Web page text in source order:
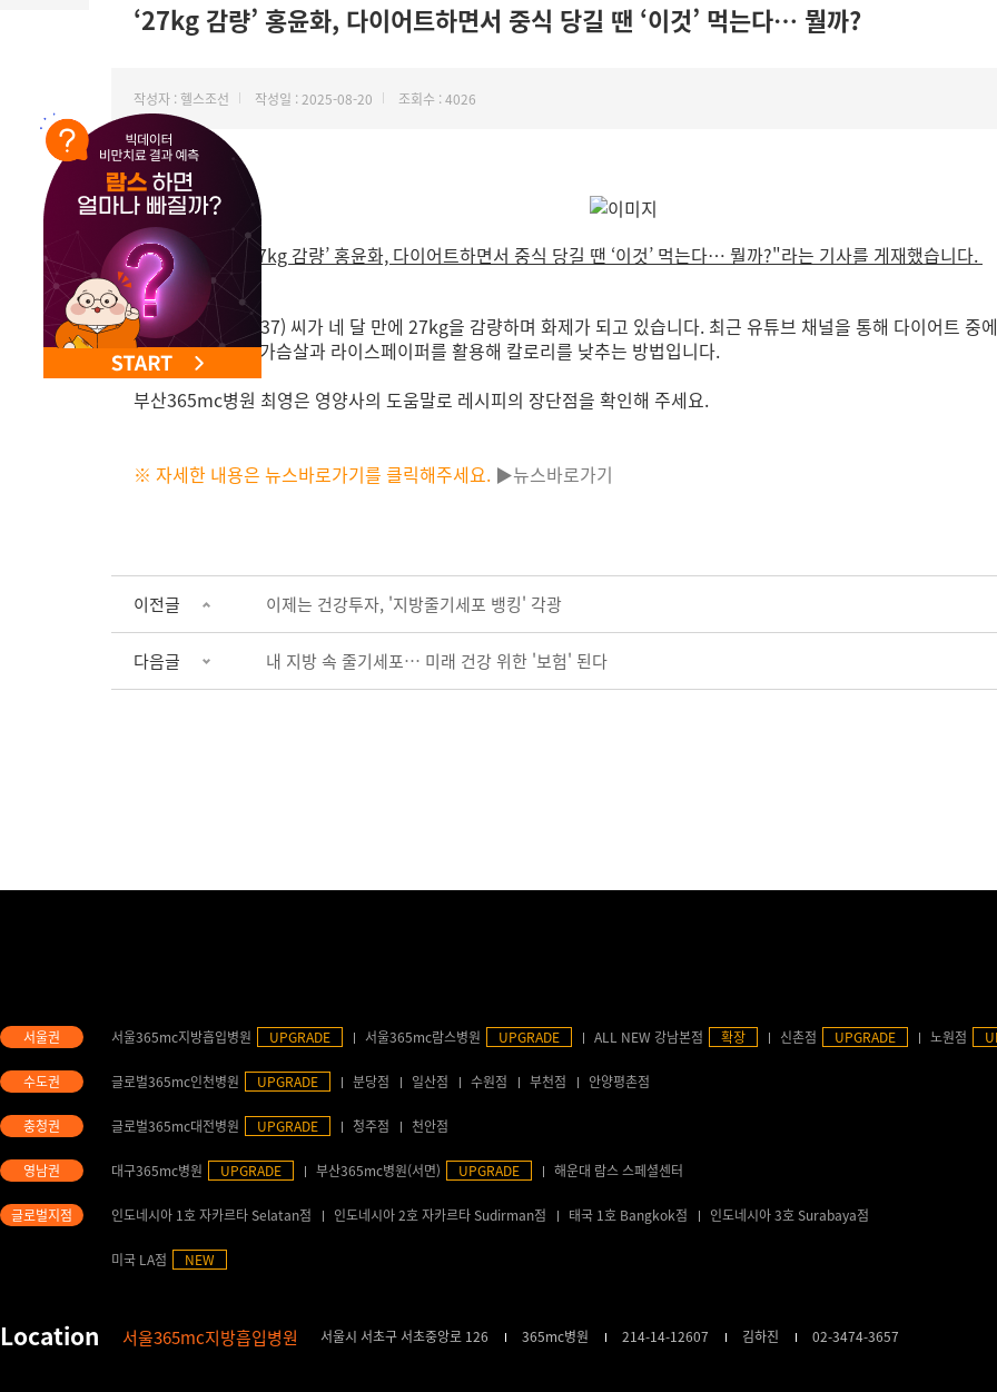
‘27kg 감량’ 홍윤화, 다이어트하면서 중식 당길 땐 ‘이것’ 먹는다… 뭘까?
작성자 : 헬스조선 작성일 : 2025-08-20 조회수 : 4026
헬스조선에서"‘27kg 감량’ 홍윤화, 다이어트하면서 중식 당길 땐 ‘이것’ 먹는다… 뭘까?"라는 기사를 게재했습니다.
개그우먼 홍윤화(37) 씨가 네 달 만에 27kg을 감량하며 화제가 되고 있습니다. 최근 유튜브 채널을 통해 다이어트 중
돼지고기 대신 닭가슴살과 라이스페이퍼를 활용해 칼로리를 낮추는 방법입니다.
부산365mc병원 최영은 영양사의 도움말로 레시피의 장단점을 확인해 주세요.
※ 자세한 내용은 뉴스바로가기를 클릭해주세요. ▶뉴스바로가기
이전글 이제는 건강투자, '지방줄기세포 뱅킹' 각광
다음글 내 지방 속 줄기세포… 미래 건강 위한 '보험' 된다
서울365mc지방흡입병원 UPGRADE 서울365mc람스병원 UPGRADE ALL NEW 강남본점 확장 신촌점 UPGRADE 노원점
글로벌365mc인천병원 UPGRADE 분당점 일산점 수원점 부천점 안양평촌점
글로벌365mc대전병원 UPGRADE 청주점 천안점
대구365mc병원 UPGRADE 부산365mc병원(서면) UPGRADE 해운대 람스 스페셜센터
인도네시아 1호 자카르타 Selatan점 인도네시아 2호 자카르타 Sudirman점 태국 1호 Bangkok점 인도네시아 3호 Surabaya점
미국 LA점 NEW
서울365mc지방흡입병원 서울시 서초구 서초중앙로 126 365mc병원 214-14-12607 김하진 02-3474-3657